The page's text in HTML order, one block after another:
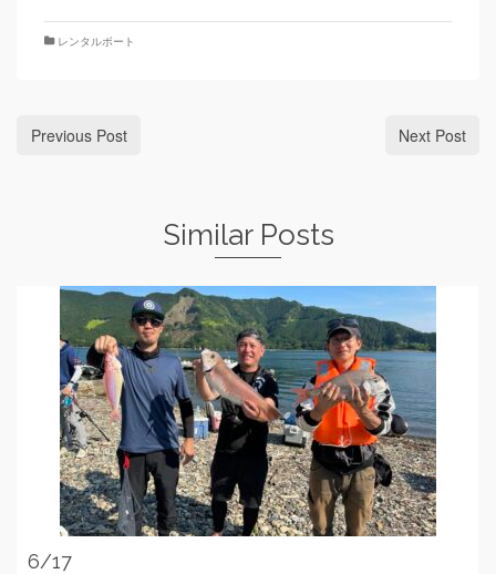
レンタルボート
Previous Post Next Post
Similar Posts
6/17